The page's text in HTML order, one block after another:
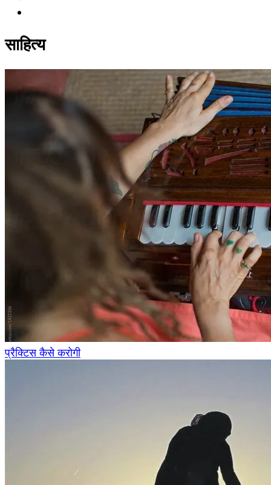
साहित्य
प्रैक्टिस कैसे करोगी